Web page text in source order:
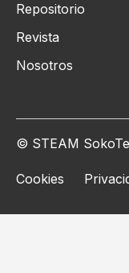
Repositorio
Revista
Nosotros
© STEAM
Cookies